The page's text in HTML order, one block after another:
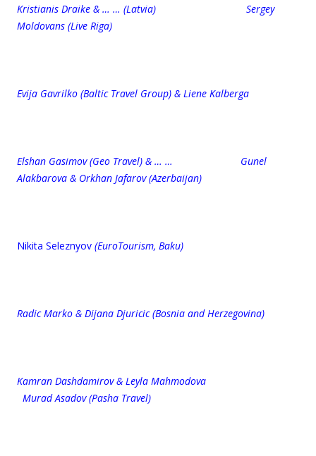
Kristianis Draike & … … (Latvia) Sergey
Moldovans (Live Riga)
Evija Gavrilko (Baltic Travel Group) & Liene Kalberga
Elshan Gasimov (Geo Travel) & … … Gunel
Alakbarova & Orkhan Jafarov (Azerbaijan)
Nikita Seleznyov (EuroTourism, Baku)
Radic Marko & Dijana Djuricic (Bosnia and Herzegovina)
Kamran Dashdamirov & Leyla Mahmodova
Murad Asadov (Pasha Travel)